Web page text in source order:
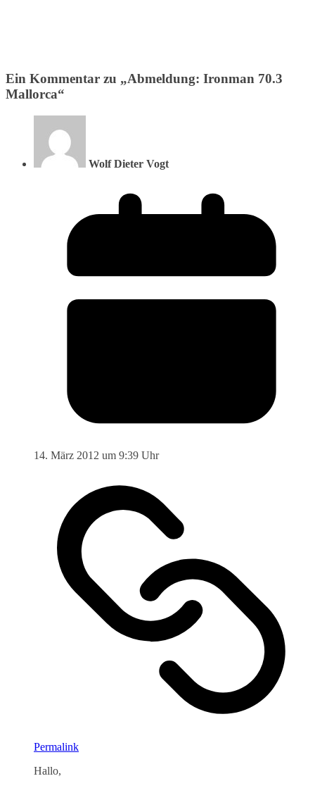
Ein Kommentar zu „Abmeldung: Ironman 70.3
Mallorca“
Wolf Dieter Vogt
14. März 2012 um 9:39 Uhr
Permalink
Hallo,